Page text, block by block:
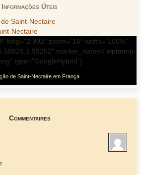
Informações Úteis
Saint-Nectaire
Nectaire
long=”2.992″ zoom=”16″ width=”100%”
marker_name=”wpttemp-
type=”GoogleHybrid”]
de Saint-Nectaire em França
Commentaires